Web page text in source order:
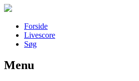
Forside
Livescore
Søg
Наши партнеры
Menu